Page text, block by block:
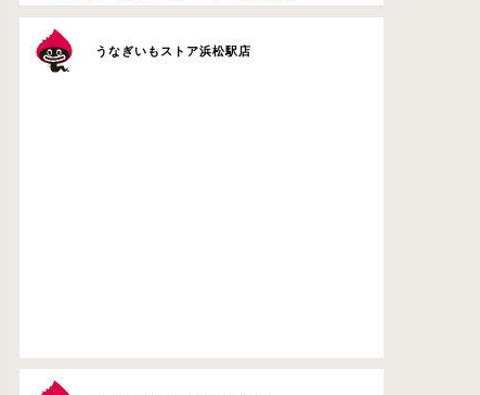
うなぎいもストア浜松駅店